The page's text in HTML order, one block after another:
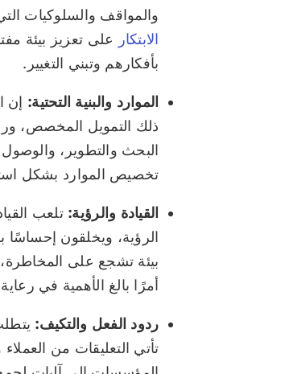
والمواقف والسلوكيات
الابتكار
على تعزيز بيئة
بأفكارهم وتبني التغيير.
الموارد والبنية التحتية: إن
ذلك التمويل المخصص،
البحث والتطوير،
تخصيص الموارد بشكل
القيادة والرؤية:تلعب
الرؤية، ويخلقون إحساسًا
بيئة تشجع على المخاطرة،
أمرًا بالغ الأهمية في رعاية
ردود الفعل والتكيف:
تأتي التعليقات من